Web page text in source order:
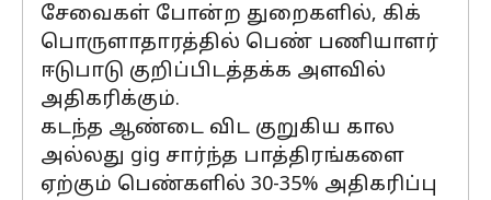
சேவைகள் போன்ற துறைகளில், கிக்
பொருளாதாரத்தில் பெண் பணியாளர்
ஈடுபாடு குறிப்பிடத்தக்க அளவில்
அதிகரிக்கும்.
கடந்த ஆண்டை விட குறுகிய கால
அல்லது gig சார்ந்த பாத்திரங்களை
ஏற்கும் பெண்களில் 30-35% அதிகரிப்பு